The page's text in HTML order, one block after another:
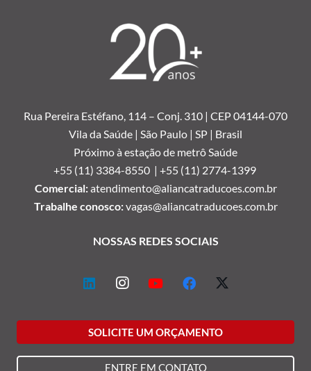
Rua Pereira Estéfano, 114 – Conj. 310 | CEP 04144-070
Vila da Saúde | São Paulo | SP | Brasil
Próximo à estação de metrô Saúde
+55 (11) 3384-8550 | +55 (11) 2774-1399
Comercial:atendimento@aliancatraducoes.com.br
Trabalhe conosco:vagas@aliancatraducoes.com.br
NOSSAS REDES SOCIAIS
SOLICITE UM ORÇAMENTO
ENTRE EM CONTATO